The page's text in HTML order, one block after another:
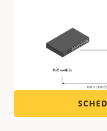
Per le specifiche